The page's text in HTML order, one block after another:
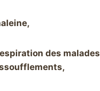
des malades